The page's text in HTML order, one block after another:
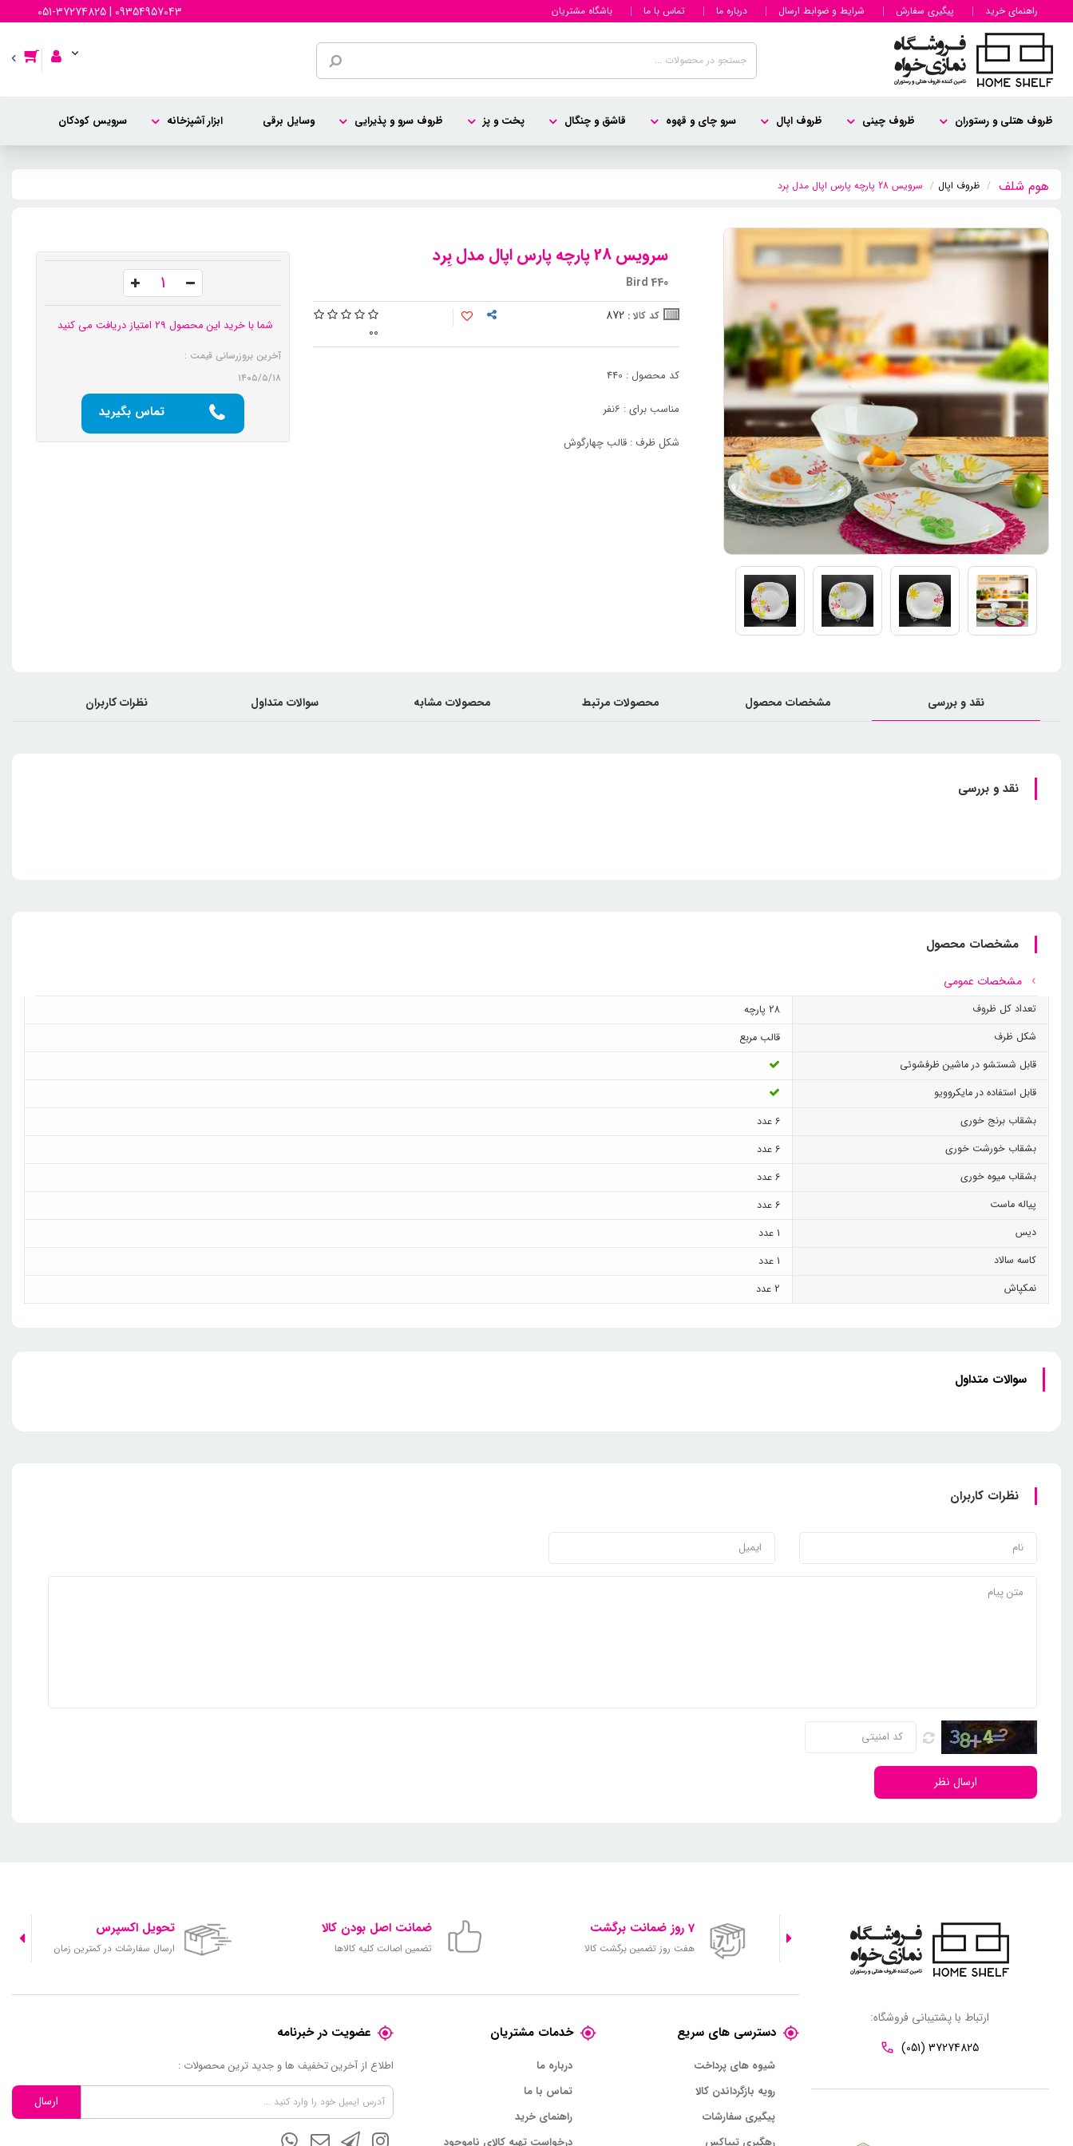
راهنمای خرید پیگیری سفارش شرایط و ضوابط ارسال درباره ما تماس با ما باشگاه مشتریان 051-37274825 | 09354957043
ظروف هتلی و رستوران ظروف چینی ظروف اپال سرو چای و قهوه قاشق و چنگال پخت و پز ظروف سرو و پذیرایی وسایل برقی ابزار آشپزخانه سرویس کودکان
ظروف اپال سرویس 28 پارچه پارس اپال مدل بِرد
سرویس 28 پارچه پارس اپال مدل بِرد
Bird 440
کد کالا : 872
00
کد محصول : 440
مناسب برای : 6نفر
شکل ظرف : قالب چهارگوش
شما با خرید این محصول 29 امتیاز دریافت می کنید
آخرین بروزرسانی قیمت :
۱۴۰۵/۵/۱۸
تماس بگیرید
نقد و بررسی مشخصات محصول محصولات مرتبط محصولات مشابه سوالات متداول نظرات کاربران
نقد و بررسی
مشخصات محصول
مشخصات عمومی
تعداد کل ظروف
28 پارچه
شکل ظرف
قالب مربع
قابل شستشو در ماشین ظرفشوئی
قابل استفاده در مایکروویو
بشقاب برنج خوری
6 عدد
بشقاب خورشت خوری
6 عدد
بشقاب میوه خوری
6 عدد
پیاله ماست
6 عدد
دیس
1 عدد
کاسه سالاد
1 عدد
نمکپاش
2 عدد
سوالات متداول
نظرات کاربران
ارسال نظر
ارتباط با پشتیبانی فروشگاه:
(051) 37274825
7 روز ضمانت برگشت
هفت روز تضمین برگشت کالا
ضمانت اصل بودن کالا
تضمین اصالت کلیه کالاها
تحویل اکسپرس
ارسال سفارشات در کمترین زمان
دسترسی های سریع
شیوه های پرداخت
رویه بازگرداندن کالا
پیگیری سفارشات
رهگیری تیپاکس
خدمات مشتریان
درباره ما
تماس با ما
راهنمای خرید
درخواست تهیه کالای ناموجود
عضویت در خبرنامه
اطلاع از آخرین تخفیف ها و جدید ترین محصولات :
ارسال